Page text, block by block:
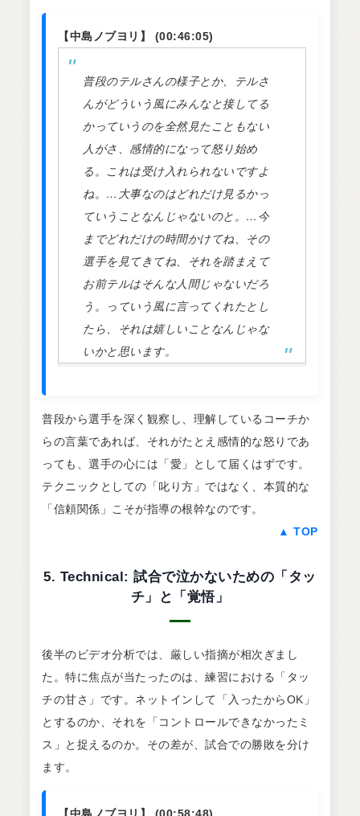
【中島ノブヨリ】 (00:46:05)
普段のテルさんの様子とか、テルさ
んがどういう風にみんなと接してる
かっていうのを全然見たこともない
人がさ、感情的になって怒り始め
る。これは受け入れられないですよ
ね。…大事なのはどれだけ見るかっ
ていうことなんじゃないのと。…今
までどれだけの時間かけてね、その
選手を見てきてね、それを踏まえて
お前テルはそんな人間じゃないだろ
う。っていう風に言ってくれたとし
たら、それは嬉しいことなんじゃな
いかと思います。
普段から選手を深く観察し、理解しているコーチか
らの言葉であれば、それがたとえ感情的な怒りであ
っても、選手の心には「愛」として届くはずです。
テクニックとしての「叱り方」ではなく、本質的な
「信頼関係」こそが指導の根幹なのです。
▲ TOP
5. Technical: 試合で泣かないための「タッ
チ」と「覚悟」
後半のビデオ分析では、厳しい指摘が相次ぎまし
た。特に焦点が当たったのは、練習における「タッ
チの甘さ」です。ネットインして「入ったからOK」
とするのか、それを「コントロールできなかったミ
ス」と捉えるのか。その差が、試合での勝敗を分け
ます。
【中島ノブヨリ】 (00:58:48)